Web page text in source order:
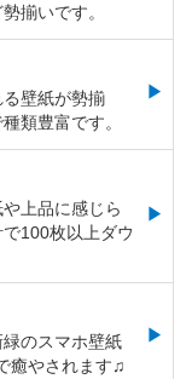
揃いです。
壁紙が勢揃
類豊富です。
上品に感じら
100枚以上ダウ
のスマホ壁紙
癒やされます♫